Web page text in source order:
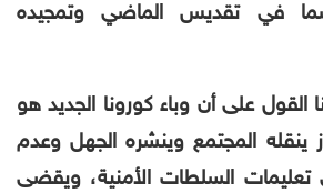
في تقديس الماضي وتمجيده
القول على أن وباء كورونا الجديد هو
ينقله المجتمع وينشره الجهل وعدم
تعليمات السلطات الأمنية، ويقضى